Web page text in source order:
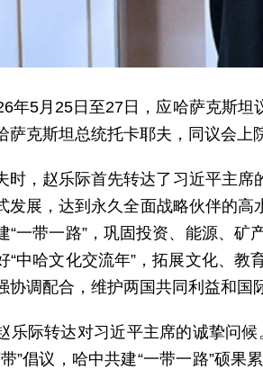
年5月25日至27日，应哈萨克斯
萨克斯坦总统托卡耶夫，同议会
时，赵乐际首先转达了习近平主
发展，达到永久全面战略伙伴的
“一带一路”，巩固投资、能源、
“中哈文化交流年”，拓展文化、
协调配合，维护两国共同利益和国
乐际转达对习近平主席的诚挚问
”倡议，哈中共建“一带一路”硕